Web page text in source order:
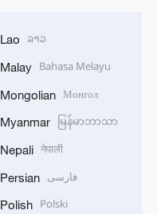
Lao ລາວ
Malay Bahasa Melayu
Mongolian Монгол
Myanmar မြန်မာဘာသာ
Nepali नेपाली
Persian فارسی
Polish Polski